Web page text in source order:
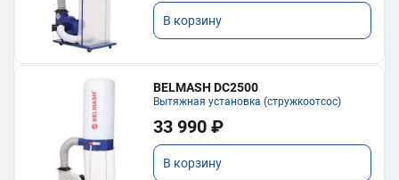
В корзину
BELMASH DC2500
Вытяжная установка (стружкоотсос)
33 990 ₽
В корзину